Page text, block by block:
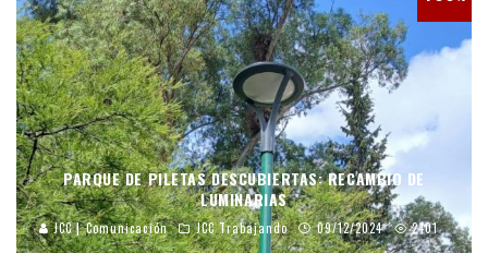
PARQUE DE PILETAS DESCUBIERTAS: RECAMBIO DE
LUMINARIAS
JCC | Comunicación JCC Trabajando 09/12/2024 2401